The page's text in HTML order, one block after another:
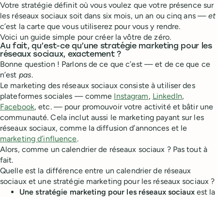
Votre stratégie définit où vous voulez que votre présence sur
les réseaux sociaux soit dans six mois, un an ou cinq ans —et
c’est la carte que vous utiliserez pour vous y rendre.
Voici un guide simple pour créer la vôtre de zéro.
Au fait, qu’est-ce qu’une stratégie marketing pour les
réseaux sociaux, exactement ?
Bonne question ! Parlons de ce que c’est — et de ce que ce
n’est pas.
Le marketing des réseaux sociaux consiste à utiliser des
plateformes sociales — comme Instagram, LinkedIn,
Facebook, etc. — pour promouvoir votre activité et bâtir une
communauté. Cela inclut aussi le marketing payant sur les
réseaux sociaux, comme la diffusion d’annonces et le
marketing d’influence.
Alors, comme un calendrier de réseaux sociaux ? Pas tout à
fait.
Quelle est la différence entre un calendrier de réseaux
sociaux et une stratégie marketing pour les réseaux sociaux ?
Une stratégie marketing pour les réseaux sociauxest la